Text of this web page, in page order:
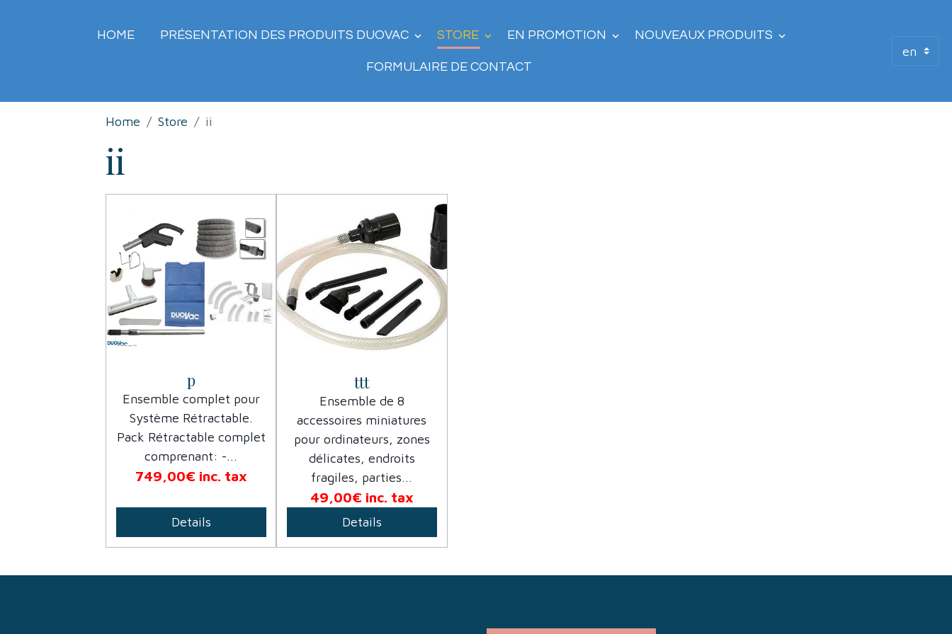
HOME PRÉSENTATION DES PRODUITS DUOVAC STORE EN PROMOTION NOUVEAUX PRODUITS
FORMULAIRE DE CONTACT
Home Store ii
ii
p
Ensemble complet pour
Système Rétractable.
Pack Rétractable complet
comprenant: -...
749,00€ inc. tax
Details
ttt
Ensemble de 8
accessoires miniatures
pour ordinateurs, zones
délicates, endroits
fragiles, parties...
49,00€ inc. tax
Details